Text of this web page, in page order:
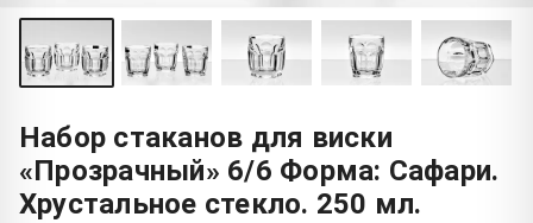
Набор стаканов для виски
«Прозрачный» 6/6 Форма: Сафари.
Хрустальное стекло. 250 мл.